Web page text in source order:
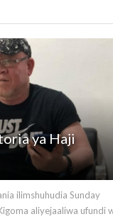
ya Haji
ilimshuhudia Sunday
aliyejaaliwa ufundi